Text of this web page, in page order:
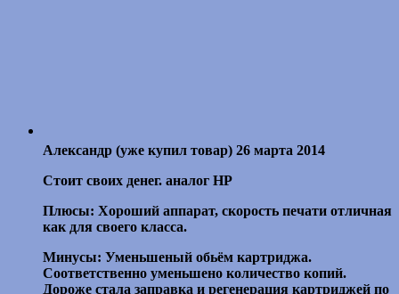
Александр (уже купил товар) 26 марта 2014
Стоит своих денег. аналог HP
Плюсы: Хороший аппарат, скорость печати отличная
как для своего класса.
Минусы: Уменьшеный обьём картриджа.
Соответственно уменьшено количество копий.
Дороже стала заправка и регенерация картриджей по